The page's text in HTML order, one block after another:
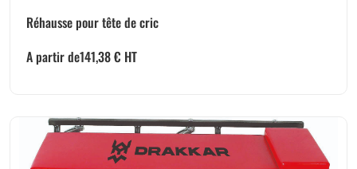
Réhausse pour tête de cric
A partir de141,38€ HT